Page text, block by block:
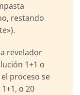
restando
revelador
1+1 o
proceso se
o 20